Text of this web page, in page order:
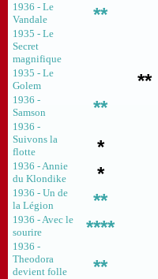
1936 - Le
Vandale
**
1935 - Le
Secret
magnifique
1935 - Le
Golem
**
1936 -
Samson
**
1936 -
Suivons la
flotte
*
1936 - Annie
du Klondike
*
1936 - Un de
la Légion
**
1936 - Avec le
sourire
****
1936 -
Theodora
devient folle
**